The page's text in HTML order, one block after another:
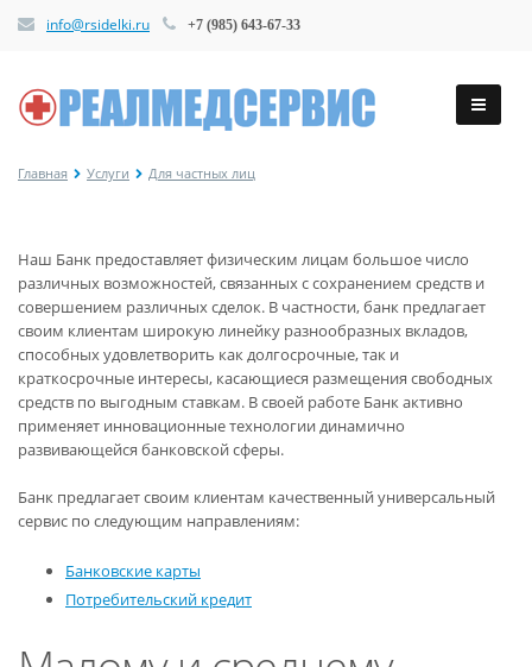
info@rsidelki.ru +7 (985) 643-67-33
Главная Услуги Для частных лиц
Наш Банк предоставляет физическим лицам большое число
различных возможностей, связанных с сохранением средств и
совершением различных сделок. В частности, банк предлагает
своим клиентам широкую линейку разнообразных вкладов,
способных удовлетворить как долгосрочные, так и
краткосрочные интересы, касающиеся размещения свободных
средств по выгодным ставкам. В своей работе Банк активно
применяет инновационные технологии динамично
развивающейся банковской сферы.
Банк предлагает своим клиентам качественный универсальный
сервис по следующим направлениям:
Банковские карты
Потребительский кредит